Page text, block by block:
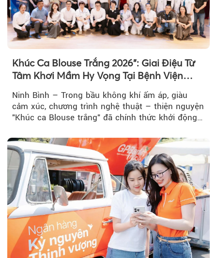
Khúc Ca Blouse Trắng 2026": Giai Điệu Từ
Tâm Khơi Mầm Hy Vọng Tại Bệnh Viện
Bạch Mai Cơ Sở Ninh Bình
Ninh Bình – Trong bầu không khí ấm áp, giàu
cảm xúc, chương trình nghệ thuật – thiện nguyện
"Khúc ca Blouse trắng" đã chính thức khởi động